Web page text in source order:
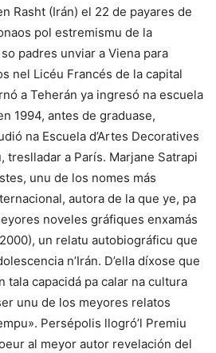
Rasht (Irán) el 22 de payares de
pol estremismu de la
padres unviar a Viena para
nel Licéu Francés de la capital
a Teherán ya ingresó na escuela
1994, antes de graduase,
na Escuela d’Artes Decoratives
treslladar a París. Marjane Satrapi
unu de los nomes más
autora de la que ye, pa
noveles gráfiques enxamás
un relatu autobiográficu que
n’Irán. D’ella díxose que
tala capacidá pa calar na cultura
unu de los meyores relatos
Persépolis llogró’l Premiu
al meyor autor revelación del